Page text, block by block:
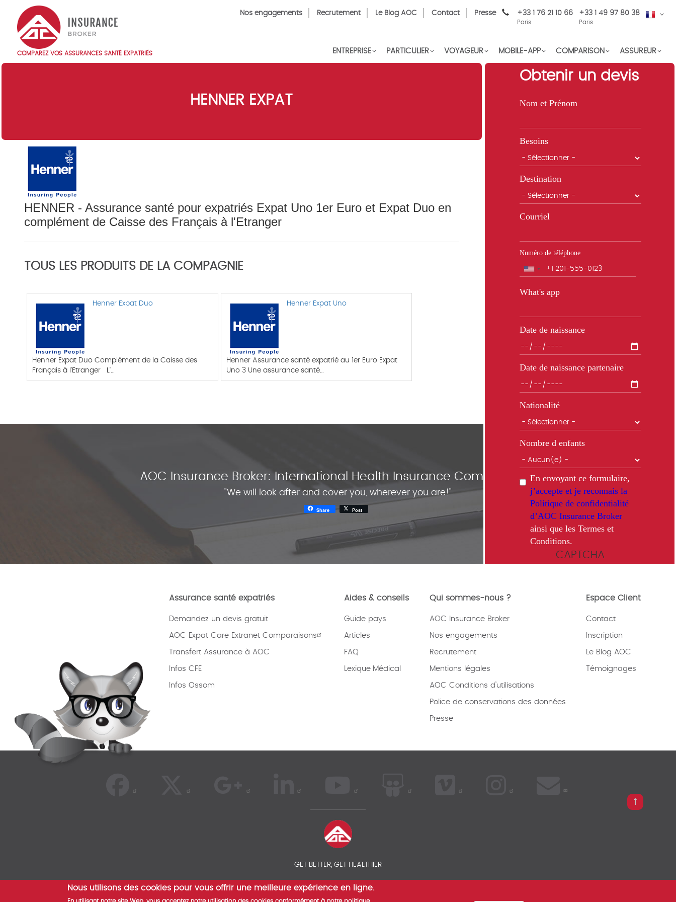
main
content
FR
Top
Nos engagements Recrutement Le Blog AOC Contact Presse +33 1 76 21 10 66
Paris
+33 1 49 97 80 38
Paris
COMPAREZ VOS ASSURANCES SANTÉ EXPATRIÉS
Main
ENTREPRISE PARTICULIER VOYAGEUR ASSUREUR
COMPARISON
MOBILE-APP
HENNER EXPAT
HENNER - Assurance santé pour expatriés Expat Uno 1er Euro et Expat Duo en
complément de Caisse des Français à l'Etranger
TOUS LES PRODUITS DE LA COMPAGNIE
Henner Expat Duo
Henner Expat Duo Complément de la Caisse des
Français à l'Etranger L'…
Henner Expat Uno
Henner Assurance santé expatrié au 1er Euro Expat
Uno 3 Une assurance santé…
Obtenir un devis
Nom et Prénom
Besoins
Destination
Courriel
Numéro de téléphone
Téléphone
What's app
Date de naissance
Date de naissance partenaire
Nationalité
Nombre d enfants
En envoyant ce formulaire,
j’accepte et je reconnais la
Politique de confidentialité
d’AOC Insurance Broker
ainsi que les Termes et
Conditions.
CAPTCHA
This question is for testing whether
or not you are a human visitor and
to prevent automated spam
submissions.
AOC Insurance Broker: International Health Insurance Comparisons
"We will look after and cover you, wherever you are!"
Share Post
Assurance santé expatriés
Demandez un devis gratuit
AOC Expat Care Extranet Comparaisons
Transfert Assurance à AOC
Infos CFE
Infos Ossom
Aides & conseils
Guide pays
Articles
FAQ
Lexique Médical
Qui sommes-nous ?
AOC Insurance Broker
Nos engagements
Recrutement
Mentions légales
AOC Conditions d’utilisations
Police de conservations des données
Presse
Espace Client
Contact
Inscription
Le Blog AOC
Témoignages
GET BETTER, GET HEALTHIER
© 2026 COMPAREZ VOS ASSURANCES SANTÉ EXPATRIÉS - AOC INSURANCE BROKER
Nous utilisons des cookies pour vous offrir une meilleure expérience en ligne.